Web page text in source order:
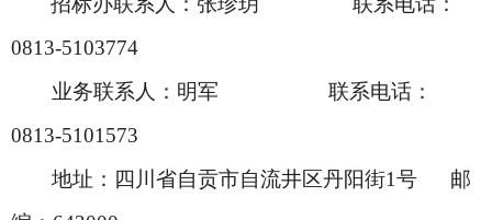
0813-5103774
业务联系人：明军 联系电话：
0813-5101573
地址：四川省自贡市自流井区丹阳街1号 邮